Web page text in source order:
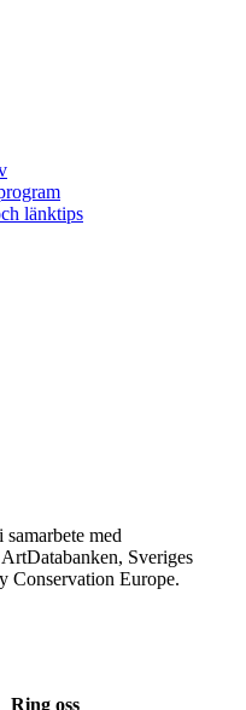
länktips
med
Sveriges
Conservation Europe.
Ring oss